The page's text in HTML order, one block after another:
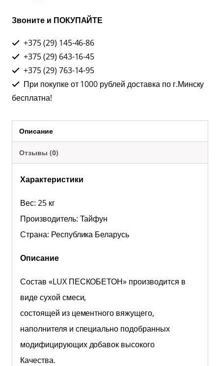
Звоните и ПОКУПАЙТЕ
+375 (29) 145-46-86
+375 (29) 643-16-45
+375 (29) 763-14-95
При покупке от 1000 рублей доставка по г.Минску
бесплатна!
Описание
Отзывы (0)
Характеристики
Вес: 25 кг
Производитель: Тайфун
Страна: Республика Беларусь
Описание
Состав «LUX ПЕСКОБЕТОН» производится в
виде сухой смеси,
состоящей из цементного вяжущего,
наполнителя и специально подобранных
модифицирующих добавок высокого
Качества.